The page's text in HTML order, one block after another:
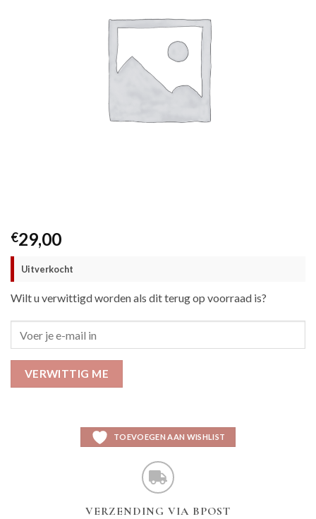
€29,00
Uitverkocht
Wilt u verwittigd worden als dit terug op voorraad is?
VERWITTIG ME
TOEVOEGEN AAN WISHLIST
VERZENDING VIA BPOST